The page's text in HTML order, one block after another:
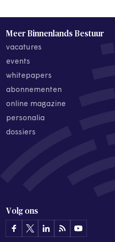
Meer Binnenlands Bestuur
vacatures
events
whitepapers
abonnementen
online magazine
personalia
dossiers
Volg ons